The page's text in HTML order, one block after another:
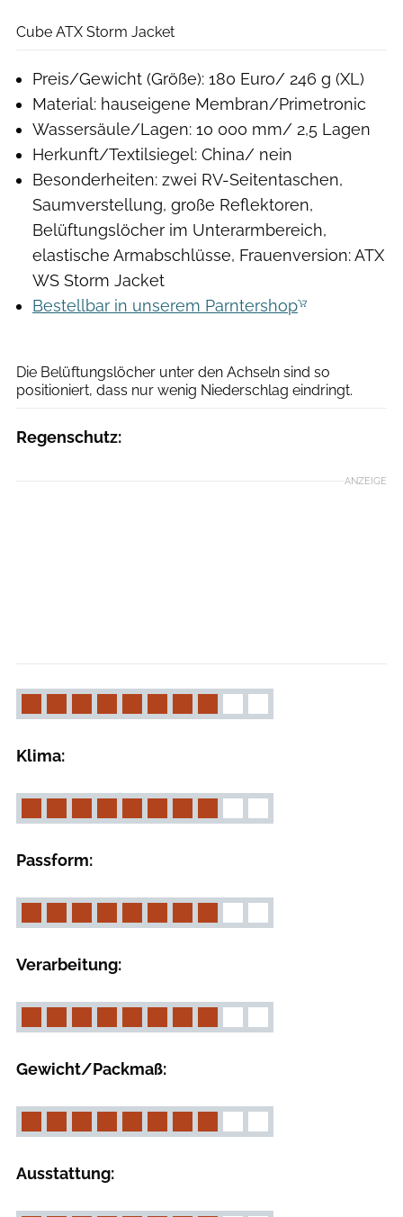
Cube ATX Storm Jacket
Preis/Gewicht (Größe): 180 Euro/ 246 g (XL)
Material: hauseigene Membran/Primetronic
Wassersäule/Lagen: 10 000 mm/ 2,5 Lagen
Herkunft/Textilsiegel: China/ nein
Besonderheiten: zwei RV-Seitentaschen,
Saumverstellung, große Reflektoren,
Belüftungslöcher im Unterarmbereich,
elastische Armabschlüsse, Frauenversion: ATX
WS Storm Jacket
Bestellbar in unserem Parntershop
Die Belüftungslöcher unter den Achseln sind so
positioniert, dass nur wenig Niederschlag eindringt.
Regenschutz:
ANZEIGE
Klima:
Passform:
Verarbeitung:
Gewicht/Packmaß:
Ausstattung: